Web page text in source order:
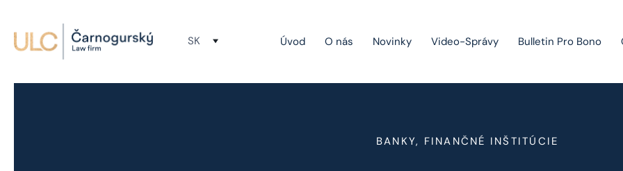
SK Úvod O nás Novinky Video-Správy Bulletin Pro Bono
BANKY, FINANČNÉ INŠTITÚCIE